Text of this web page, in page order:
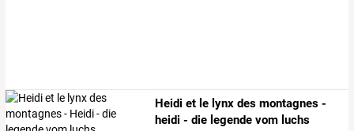
Heidi et le lynx des montagnes -
heidi - die legende vom luchs